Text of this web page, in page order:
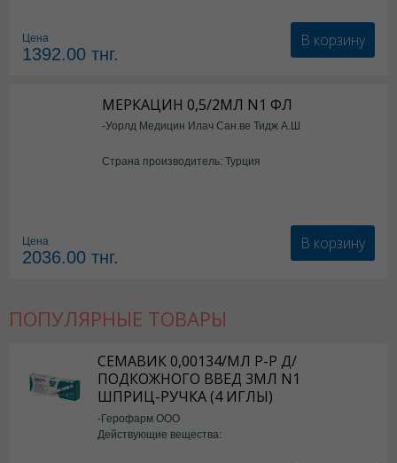
Цена
1392.00 тнг.
В корзину
МЕРКАЦИН 0,5/2МЛ N1 ФЛ
-Уорлд Медицин Илач Сан.ве Тидж А.Ш
Страна производитель: Турция
Цена
2036.00 тнг.
В корзину
ПОПУЛЯРНЫЕ ТОВАРЫ
СЕМАВИК 0,00134/МЛ Р-Р Д/
ПОДКОЖНОГО ВВЕД 3МЛ N1
ШПРИЦ-РУЧКА (4 ИГЛЫ)
-Герофарм ООО
Действующие вещества: